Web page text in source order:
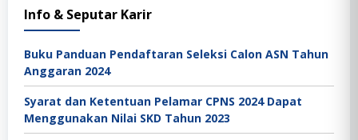
Info & Seputar Karir
Buku Panduan Pendaftaran Seleksi Calon ASN Tahun
Anggaran 2024
Syarat dan Ketentuan Pelamar CPNS 2024 Dapat
Menggunakan Nilai SKD Tahun 2023